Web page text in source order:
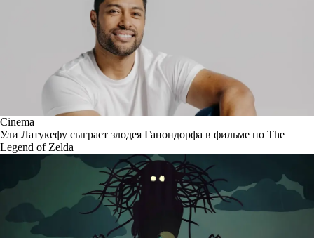
Cinema
Ули Латукефу сыграет злодея Ганондорфа в фильме по The
Legend of Zelda